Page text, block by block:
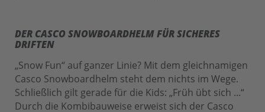
DER CASCO SNOWBOARDHELM FÜR SICHERES
DRIFTEN
„Snow Fun“ auf ganzer Linie? Mit dem gleichnamigen
Casco Snowboardhelm steht dem nichts im Wege.
Schließlich gilt gerade für die Kids: „Früh übt sich ...“
Durch die Kombibauweise erweist sich der Casco